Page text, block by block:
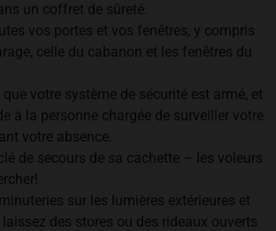
un coffret de sûreté.
vos portes et vos fenêtres, y compris
celle du cabanon et les fenêtres du
votre système de sécurité est armé, et
à la personne chargée de surveiller votre
votre absence.
de secours de sa cachette – les voleurs
sur les lumières extérieures et
laissez des stores ou des rideaux ouverts